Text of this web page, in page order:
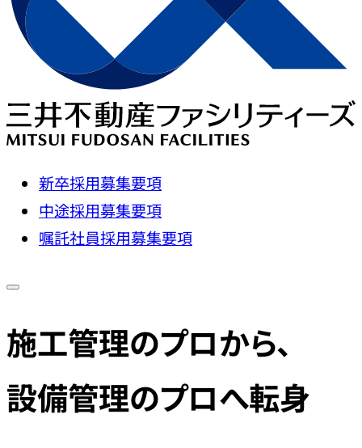
新卒採用募集要項
中途採用募集要項
嘱託社員採用募集要項
施工管理のプロから、
設備管理のプロへ転身